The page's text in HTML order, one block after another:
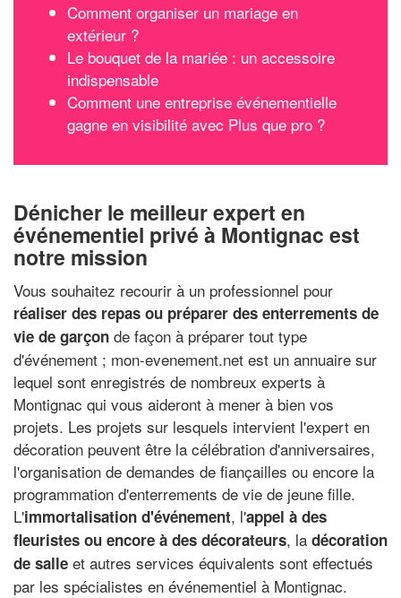
Comment organiser un mariage en
extérieur ?
Le bouquet de la mariée : un accessoire
indispensable
Comment une entreprise événementielle
gagne en visibilité avec Plus que pro ?
Dénicher le meilleur expert en
événementiel privé à Montignac est
notre mission
Vous souhaitez recourir à un professionnel pour
réaliser des repas ou préparer des enterrements de
vie de garçon de façon à préparer tout type
d'événement ; mon-evenement.net est un annuaire sur
lequel sont enregistrés de nombreux experts à
Montignac qui vous aideront à mener à bien vos
projets. Les projets sur lesquels intervient l'expert en
décoration peuvent être la célébration d'anniversaires,
l'organisation de demandes de fiançailles ou encore la
programmation d'enterrements de vie de jeune fille.
L'immortalisation d'événement, l'appel à des
fleuristes ou encore à des décorateurs, la décoration
de salle et autres services équivalents sont effectués
par les spécialistes en événementiel à Montignac.